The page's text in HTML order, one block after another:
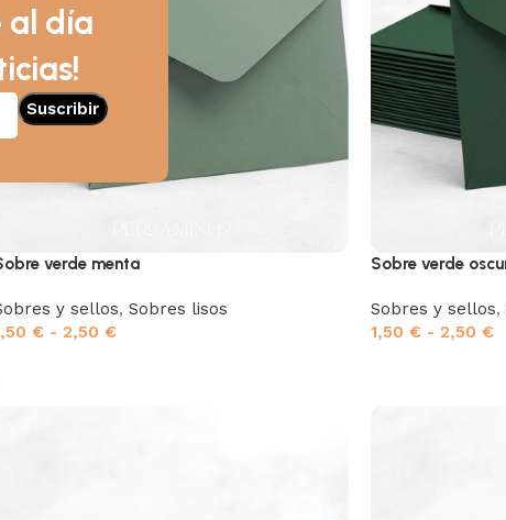
al día
verde menta
y sellos, Sobres lisos
€ - 2,50 €
Sobre verde
Sobres y sellos,
1,50 € - 2,50 €